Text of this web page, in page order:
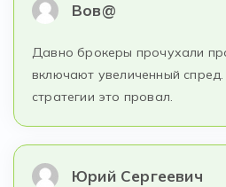
Вов@
Давно брокеры прочухали
включают увеличенный
стратегии это провал.
Юрий Сергеевич